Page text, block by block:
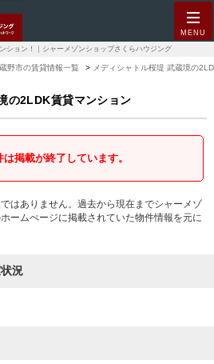
MENU
ション！｜シャーメゾンショップさくらハウジング
野市の賃貸情報一覧 メディシャトル桜堤 武蔵境の
の2LDK賃貸マンション
掲載が終了しています。
はありません。過去から現在までシャーメゾ
ームぺージに掲載されていた物件情報を元に
況